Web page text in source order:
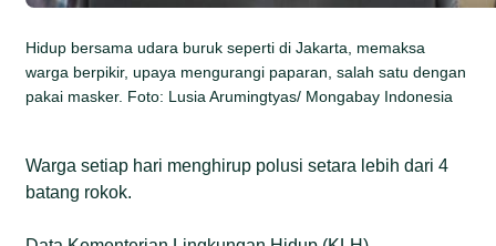
Hidup bersama udara buruk seperti di Jakarta, memaksa
warga berpikir, upaya mengurangi paparan, salah satu dengan
pakai masker. Foto: Lusia Arumingtyas/ Mongabay Indonesia
Warga setiap hari menghirup polusi setara lebih dari 4
batang rokok.